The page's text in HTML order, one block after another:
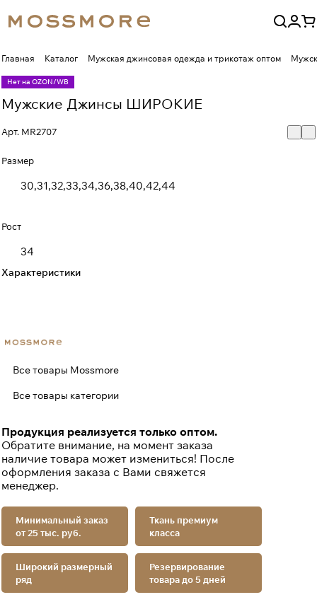
Главная Каталог Мужская джинсовая одежда и трикотаж оптом
Нет на OZON/WB
Мужские Джинсы ШИРОКИЕ
Арт. MR2707
Размер
30,31,32,33,34,36,38,40,42,44
Рост
34
Характеристики
Все товары Mossmore
Все товары категории
Продукция реализуется только оптом.
Обратите внимание, на момент заказа
наличие товара может измениться! После
оформления заказа с Вами свяжется
менеджер.
Минимальный заказ
от 25 тыс. руб.
Ткань премиум
класса
Широкий размерный
ряд
Резервирование
товара до 5 дней